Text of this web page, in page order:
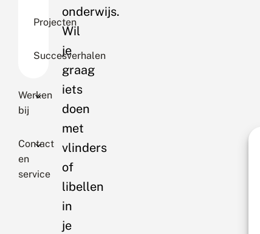
Projecten
Succesverhalen
Werken
bij
Contact
en
service
onderwijs.
Wil
je
graag
iets
doen
met
vlinders
of
libellen
in
je